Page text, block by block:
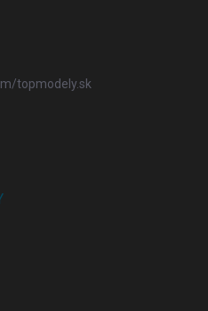
topmodely.sk